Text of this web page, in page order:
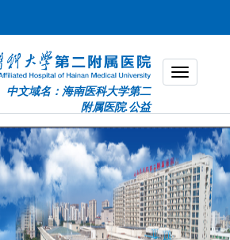
中文域名：海南医科大学第二
附属医院.公益